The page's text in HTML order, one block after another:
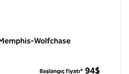
Wolfchase
Başlangıç fiyatı* 94$